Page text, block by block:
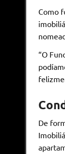
Como
“O
De